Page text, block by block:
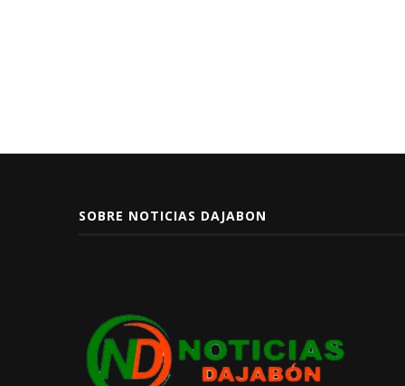
SOBRE NOTICIAS DAJABON